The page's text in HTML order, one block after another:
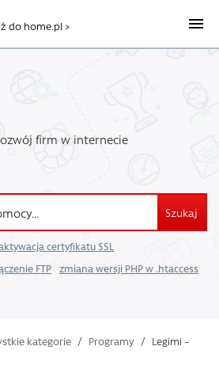
do home.pl >
firm w internecie
Szukaj
certyfikatu SSL
FTP zmiana wersji PHP w .htaccess
kategorie / Programy / Legimi –